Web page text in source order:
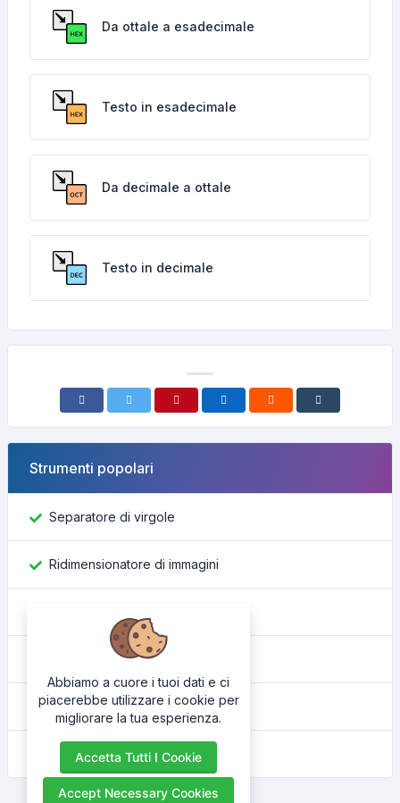
Da ottale a esadecimale
Testo in esadecimale
Da decimale a ottale
Testo in decimale
Strumenti popolari
Separatore di virgole
Ridimensionatore di immagini
Convertitore di colore
Qual è il mio IP
Abbellitore HTML
Abbiamo a cuore i tuoi dati e ci
piacerebbe utilizzare i cookie per
migliorare la tua esperienza.
Accetta Tutti I Cookie
Accept Necessary Cookies